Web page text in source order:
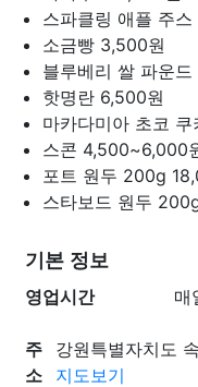
스파클링 애플 주스
소금빵 3,500원
블루베리 쌀 파운드
핫명란 6,500원
마카다미아 초코 쿠
스콘 4,500~6,000
포트 원두 200g
스타보드 원두
기본 정보
영업시간
매
주
소
강원특별자치도
지도보기